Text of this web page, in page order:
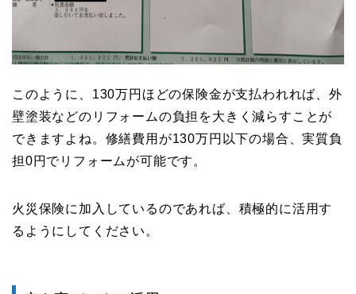
このように、130万円ほどの保険金が支払われれば、外
壁塗装などのリフォームの負担を大きく減らすことが
できますよね。修繕費用が130万円以下の場合、実質負
担0円でリフォームが可能です。
火災保険に加入しているのであれば、積極的に活用す
るようにしてください。